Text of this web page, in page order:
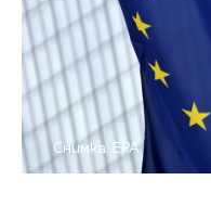
Снимка: EPA